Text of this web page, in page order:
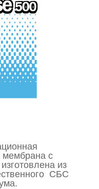
мембрана с
из
СБС